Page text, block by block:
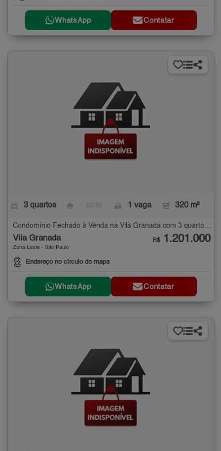
WhatsApp Contatar
3 quartos 1 vaga 320 m²
Condomínio Fechado à Venda na Vila Granada com 3 quartos - 320 m²
Vila Granada
Zona Leste - São Paulo
Endereço no círculo do mapa
R$ 1.201.000
WhatsApp Contatar